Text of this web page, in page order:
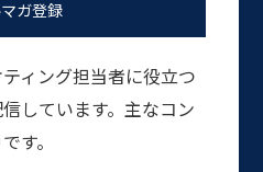
ガ登録
ィング担当者に役立つ
しています。主なコン
す。